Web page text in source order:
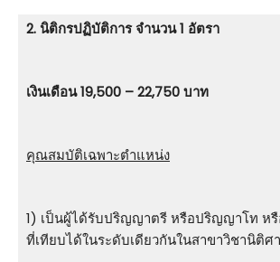
2. นิติกรปฏิบัติการ จำนวน 1 อัตรา
เงินเดือน 19,500 – 22,750 บาท
คุณสมบัติเฉพาะตำแหน่ง
1) เป็นผู้ได้รับปริญญาตรี หรือปริญญาโท ห
ที่เทียบได้ในระดับเดียวกันในสาขาวิชานิติศ